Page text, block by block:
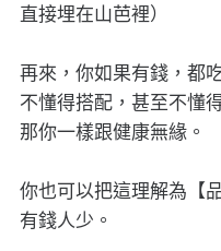
直接埋在山芭裡）
再來，你如果有錢，都
不懂得搭配，甚至不懂
那你一樣跟健康無緣。
你也可以把這理解為【
有錢人少。